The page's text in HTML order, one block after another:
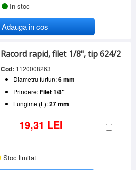
In stoc
Adauga in cos
Racord rapid, filet 1/8", tip 624/2
Cod: 1120008263
Diametru furtun:6 mm
Prindere:Filet 1/8"
Lungime (L):27 mm
19,31 LEI
Stoc limitat